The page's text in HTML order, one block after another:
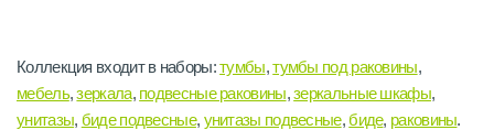
Коллекция входит в наборы:тумбы,тумбы под раковины,
мебель,зеркала, подвесные раковины,зеркальные шкафы,
унитазы, биде подвесные, унитазы подвесные,биде, раковины.